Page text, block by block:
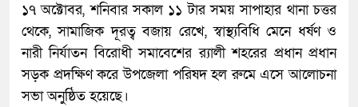
১৭ অক্টোবর, শনিবার সকাল ১১ টার সময় সাপাহার থানা চত্তর
থেকে, সামাজিক দূরত্ব বজায় রেখে, স্বাস্থ্যবিধি মেনে ধর্ষণ ও
নারী নির্যাতন বিরোধী সমাবেশের র‌্যালী শহরের প্রধান প্রধান
সড়ক প্রদক্ষিণ করে উপজেলা পরিষদ হল রুমে এসে আলোচনা
সভা অনুষ্ঠিত হয়েছে।